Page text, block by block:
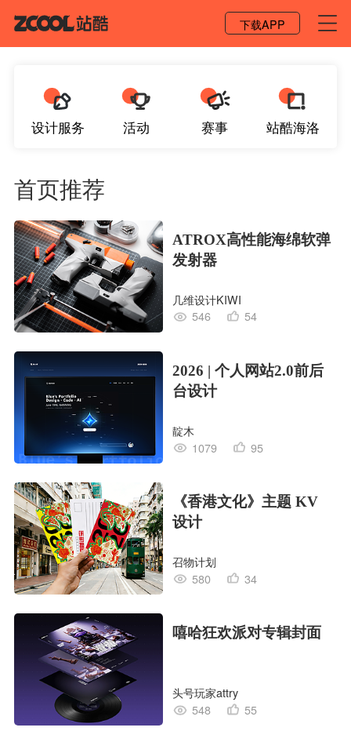
下载APP
设计服务 活动 赛事 站酷海洛
首页推荐
ATROX高性能海绵软弹
发射器
几维设计KIWI
546
54
2026 | 个人网站2.0前后
台设计
靛木
1079
95
《香港文化》主题 KV
设计
召物计划
580
34
嘻哈狂欢派对专辑封面
头号玩家attry
548
55